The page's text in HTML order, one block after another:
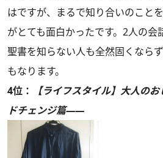
はですが、まるで知り合いのこと
がとても面白かったです。2人の会
聖書を知らない人も全然固くなら
もなります。
4位：
【ライフスタイル】大人の
ドチェンジ篇――